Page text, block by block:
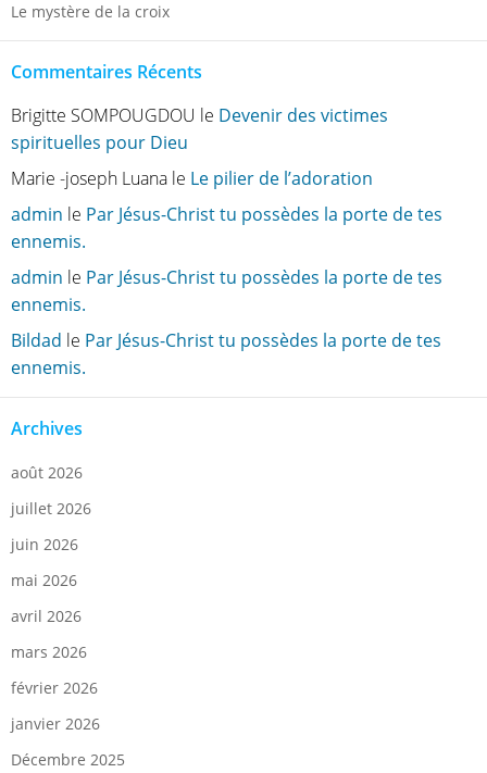
Le mystère de la croix
Commentaires Récents
Brigitte SOMPOUGDOU le Devenir des victimes
spirituelles pour Dieu
Marie -joseph Luana le Le pilier de l’adoration
admin le Par Jésus-Christ tu possèdes la porte de tes
ennemis.
admin le Par Jésus-Christ tu possèdes la porte de tes
ennemis.
Bildad le Par Jésus-Christ tu possèdes la porte de tes
ennemis.
Archives
août 2026
juillet 2026
juin 2026
mai 2026
avril 2026
mars 2026
février 2026
janvier 2026
Décembre 2025